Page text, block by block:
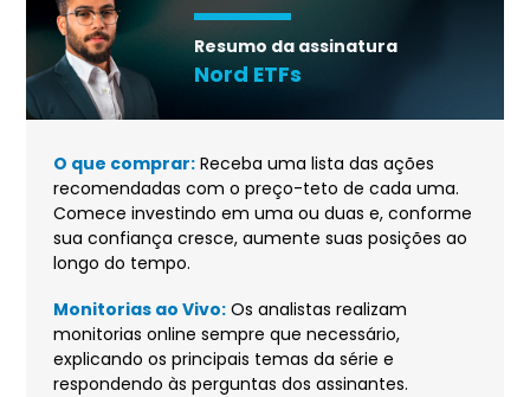
Resumo da assinatura
Nord ETFs
O que comprar:Receba uma lista das ações
recomendadas com o preço-teto de cada uma.
Comece investindo em uma ou duas e, conforme
sua confiança cresce, aumente suas posições ao
longo do tempo.
Monitorias ao Vivo:Os analistas realizam
monitorias online sempre que necessário,
explicando os principais temas da série e
respondendo às perguntas dos assinantes.